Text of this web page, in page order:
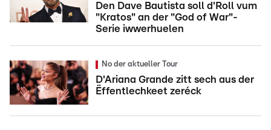
Den Dave Bautista soll d'Roll vum
"Kratos" an der "God of War"-
Serie iwwerhuelen
No der aktueller Tour
D'Ariana Grande zitt sech aus der
Ëffentlechkeet zeréck